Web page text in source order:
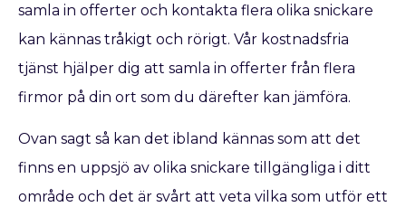
samla in offerter och kontakta flera olika snickare
kan kännas tråkigt och rörigt. Vår kostnadsfria
tjänst hjälper dig att samla in offerter från flera
firmor på din ort som du därefter kan jämföra.
Ovan sagt så kan det ibland kännas som att det
finns en uppsjö av olika snickare tillgängliga i ditt
område och det är svårt att veta vilka som utför ett